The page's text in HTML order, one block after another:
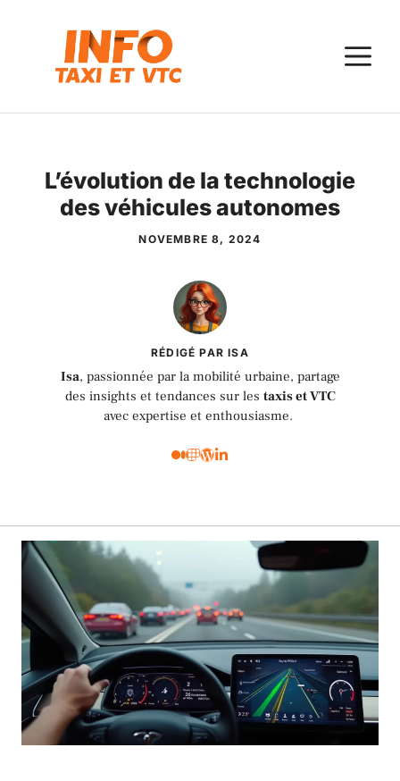
contenu
L’évolution de la technologie
des véhicules autonomes
NOVEMBRE 8, 2024
RÉDIGÉ PAR ISA
Isa, passionnée par la mobilité urbaine, partage
des insights et tendances sur les taxis et VTC
avec expertise et enthousiasme.